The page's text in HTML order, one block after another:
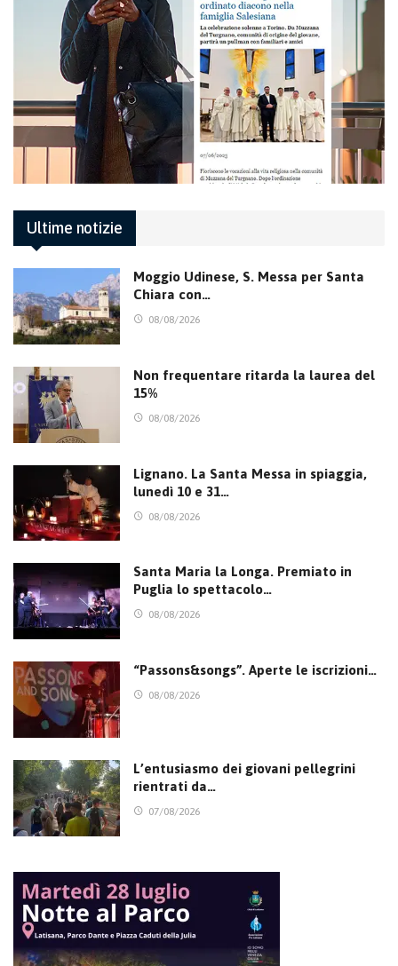
Ultime notizie
Moggio Udinese, S. Messa per Santa
Chiara con…
08/08/2026
Non frequentare ritarda la laurea del
15%
08/08/2026
Lignano. La Santa Messa in spiaggia,
lunedì 10 e 31…
08/08/2026
Santa Maria la Longa. Premiato in
Puglia lo spettacolo…
08/08/2026
“Passons&songs”. Aperte le iscrizioni…
08/08/2026
L’entusiasmo dei giovani pellegrini
rientrati da…
07/08/2026